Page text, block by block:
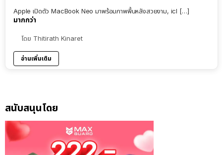
Apple เปิดตัว MacBook Neo มาพร้อมภาพพื้นหลังสวยงาม, icl […]
มากกว่า
โดย Thitirath Kinaret
อ่านเพิ่มเติม
สนับสนุนโดย